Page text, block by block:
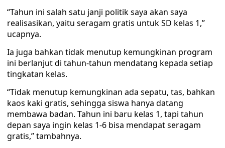
“Tahun ini salah satu janji politik saya akan saya
realisasikan, yaitu seragam gratis untuk SD kelas 1,”
ucapnya.
Ia juga bahkan tidak menutup kemungkinan program
ini berlanjut di tahun-tahun mendatang kepada setiap
tingkatan kelas.
“Tidak menutup kemungkinan ada sepatu, tas, bahkan
kaos kaki gratis, sehingga siswa hanya datang
membawa badan. Tahun ini baru kelas 1, tapi tahun
depan saya ingin kelas 1-6 bisa mendapat seragam
gratis,” tambahnya.